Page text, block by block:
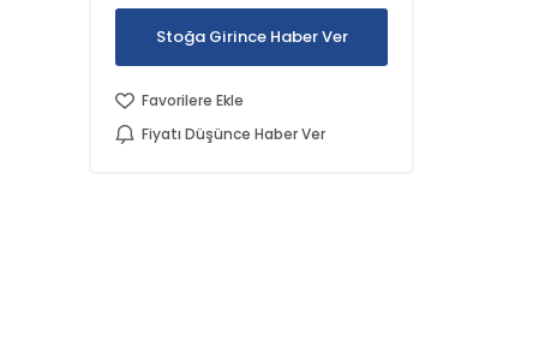
Stoğa Girince Haber Ver
Favorilere Ekle
Fiyatı Düşünce Haber Ver